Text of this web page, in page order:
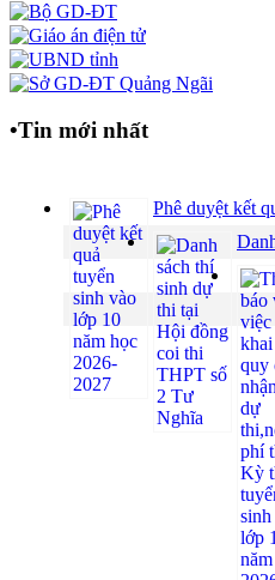
•Tin mới nhất
Phê duyệt kết